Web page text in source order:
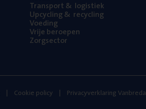
Trans­port& logistiek
Upcy­cling& recycling
Voe­ding
Vrije beroe­pen
Zorg­sec­tor
Cookie policy Privacyverklaring Vanbreda